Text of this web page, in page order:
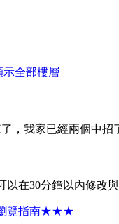
示全部樓層
，我家已經兩個中招
在30分鐘以內修
覽指南★★★